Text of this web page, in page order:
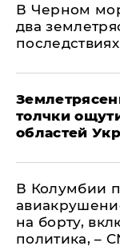
В Черном
два
последствиях
толчки
областей
В Колумбии
на борту,
политика, –